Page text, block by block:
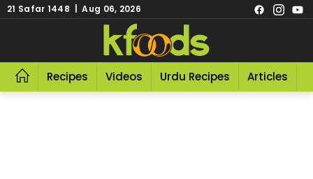
21 Safar 1448 | Aug 06, 2026
Recipes Videos Urdu Recipes Articles